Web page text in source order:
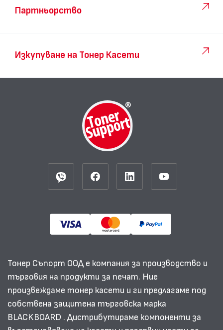
Партньорство
Изкупуване на Тонер Касети
Тонер Съпорт ООД е компания за производство и
търговия на продукти за печат. Ние
произвеждаме тонер касети и ги предлагаме под
собствена защитена търговска марка
BLACKBOARD . Дистрибутираме компоненти за